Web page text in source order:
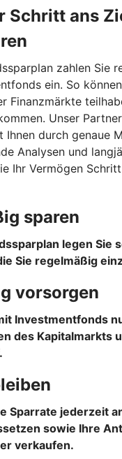
Schritt ans
zahlen Sie
ein. So
Finanzmärkte
Unser
Ihnen durch genaue
Analysen und
Ihr Vermögen
sparen
legen Sie
Sie regelmäßig
vorsorgen
Investmentfonds
des Kapitalmarkts
Sparrate jederzeit
sowie Ihre
verkaufen.